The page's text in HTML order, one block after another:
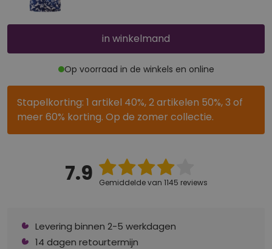
in winkelmand
Op voorraad in de winkels en online
Stapelkorting: 1 artikel 40%, 2 artikelen 50%, 3 of
meer 60% korting. Op de zomer collectie.
7.9 Gemiddelde van 1145 reviews
Levering binnen 2-5 werkdagen
14 dagen retourtermijn